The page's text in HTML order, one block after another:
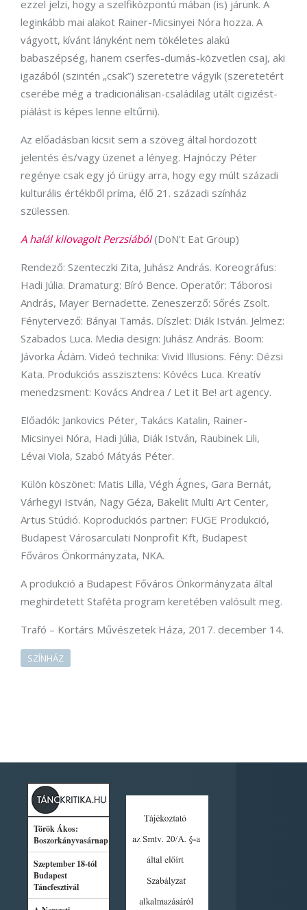
ezzel jelzi, hogy a szelfiközpontú mában (is) járunk. A
leginkább mai alakot Rainer-Micsinyei Nóra hozza. A
vágyott, kívánt lányként nem tökéletes alakú
babaszépség, hanem cserfes-dumás-közvetlen csaj, aki
igazából (szintén „csak”) szeretetre vágyik (szeretetért
cserébe még a tradicionálisan-családilag utált cigizést-
piálást is képes lenne eltűrni).
Az előadásban kicsit sem a szöveg által hordozott
jelentés és/vagy üzenet a lényeg. Hajnóczy Péter
regénye csak egy jó ürügy arra, hogy egy múlt századi
kulturális értékből príma, élő 21. századi színház
szülessen.
A halál kilovagolt Perzsiából(DoN’t Eat Group)
Rendező: Szenteczki Zita, Juhász András. Koreográfus:
Hadi Júlia. Dramaturg: Bíró Bence. Operatőr: Táborosi
András, Mayer Bernadette. Zeneszerző: Sőrés Zsolt.
Fénytervező: Bányai Tamás. Díszlet: Diák István. Jelmez:
Szabados Luca. Media design: Juhász András. Boom:
Jávorka Ádám. Videó technika: Vivid Illusions. Fény: Dézsi
Kata. Produkciós asszisztens: Kövécs Luca. Kreatív
menedzsment: Kovács Andrea / Let it Be! art agency.
Előadók: Jankovics Péter, Takács Katalin, Rainer-
Micsinyei Nóra, Hadi Júlia, Diák István, Raubinek Lili,
Lévai Viola, Szabó Mátyás Péter.
Külön köszönet: Matis Lilla, Végh Ágnes, Gara Bernát,
Várhegyi István, Nagy Géza, Bakelit Multi Art Center,
Artus Stúdió. Koproduckiós partner: FÜGE Produkció,
Budapest Városarculati Nonprofit Kft, Budapest
Főváros Önkormányzata, NKA.
A produkció a Budapest Főváros Önkormányzata által
meghirdetett Staféta program keretében valósult meg.
Trafó – Kortárs Művészetek Háza, 2017. december 14.
SZÍNHÁZ